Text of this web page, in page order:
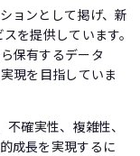
ョンとして掲げ、新
を提供しています。
保有するデータ
現を目指していま
確実性、複雑性、
成長を実現するに